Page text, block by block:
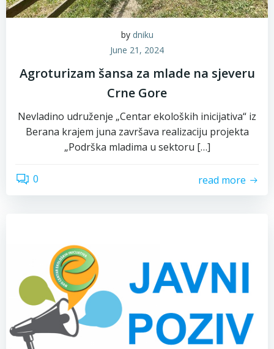
by dniku
June 21, 2024
Agroturizam šansa za mlade na sjeveru
Crne Gore
Nevladino udruženje „Centar ekoloških inicijativa“ iz
Berana krajem juna završava realizaciju projekta
„Podrška mladima u sektoru […]
0 read more